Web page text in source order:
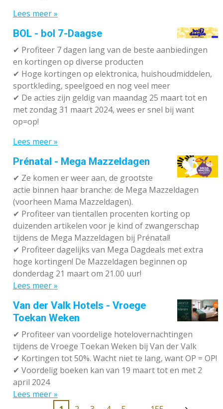
Lees meer »
BOL - bol 7-Daagse
✔ Profiteer 7 dagen lang van de beste aanbiedingen
en kortingen op diverse producten
✔ Hoge kortingen op elektronica, huishoudmiddelen,
sportkleding, speelgoed en nog veel meer
✔ De acties zijn geldig van maandag 25 maart tot en
met zondag 31 maart 2024, wees er snel bij want
op=op!
Lees meer »
Prénatal - Mega Mazzeldagen
✔ Ze komen er weer aan, de grootste
actie binnen haar branche: de Mega Mazzeldagen
(voorheen Mama Mazzeldagen).
✔ Profiteer van tientallen procenten korting op
duizenden artikelen voor je kind of zwangerschap
tijdens de Mega Mazzeldagen bij Prénatal!
✔ Profiteer dagelijks van Mega Dagdeals met extra
hoge kortingen! De Mazzeldagen beginnen op
donderdag 21 maart om 21.00 uur!
Lees meer »
Van der Valk Hotels - Vroege
Toekan Weken
✔ Profiteer van voordelige hotelovernachtingen
tijdens de Vroege Toekan Weken bij Van der Valk
✔ Kortingen tot 50%. Wacht niet te lang, want OP = OP!
✔ Voordelig boeken kan van 19 maart tot en met 2
april 2024
Lees meer »